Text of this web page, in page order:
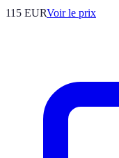
115 EURVoir le prix